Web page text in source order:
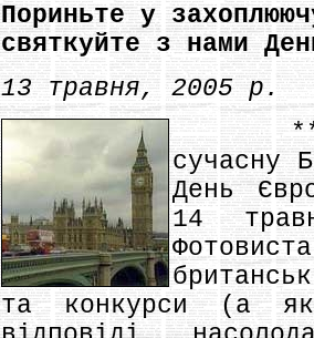
Пориньте у
святкуйте з нами
13 травня, 2005 р.
***
сучасну
День
14
та конкурси (а